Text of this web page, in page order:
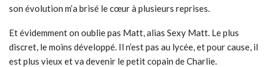
son évolution m’a brisé le cœur à plusieurs reprises.
Et évidemment on oublie pas Matt, alias Sexy Matt. Le plus
discret, le moins développé. Il n’est pas au lycée, et pour cause, il
est plus vieux et va devenir le petit copain de Charlie.